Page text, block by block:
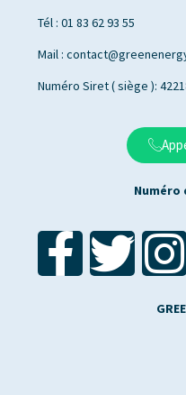
Tél : 01 83 62 93 55
Mail :
Numéro Siret ( siège ):
Numéro